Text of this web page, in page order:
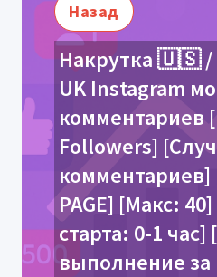
Назад
Накрутка 🇺🇸
UK Instagram
комментариев
Followers]
комментариев]
PAGE] [Макс:
старта: 0-1
выполнение за